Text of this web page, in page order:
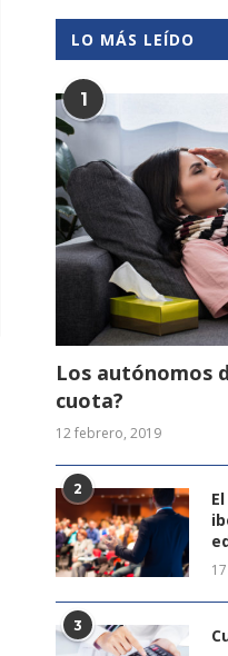
LO MÁS LEÍDO
1
Los autónomos
cuota?
12 febrero, 2019
2
3